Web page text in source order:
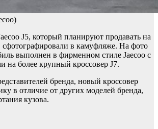
J5, который планируют продавать на
сфотографировали в камуфляже. На фото
выполнен в фирменном стиле Jaecoo с
на более крупный кроссовер J7.
бренда, новый кроссовер
в отличие от других моделей бренда,
кузова.